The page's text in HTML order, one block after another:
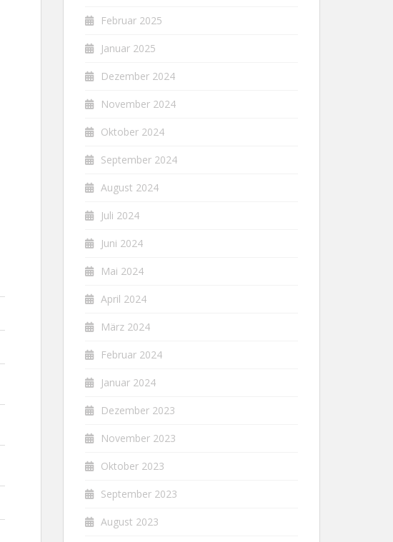
Februar 2025
Januar 2025
Dezember 2024
November 2024
Oktober 2024
September 2024
August 2024
Juli 2024
Juni 2024
Mai 2024
April 2024
März 2024
Februar 2024
Januar 2024
Dezember 2023
November 2023
Oktober 2023
September 2023
August 2023